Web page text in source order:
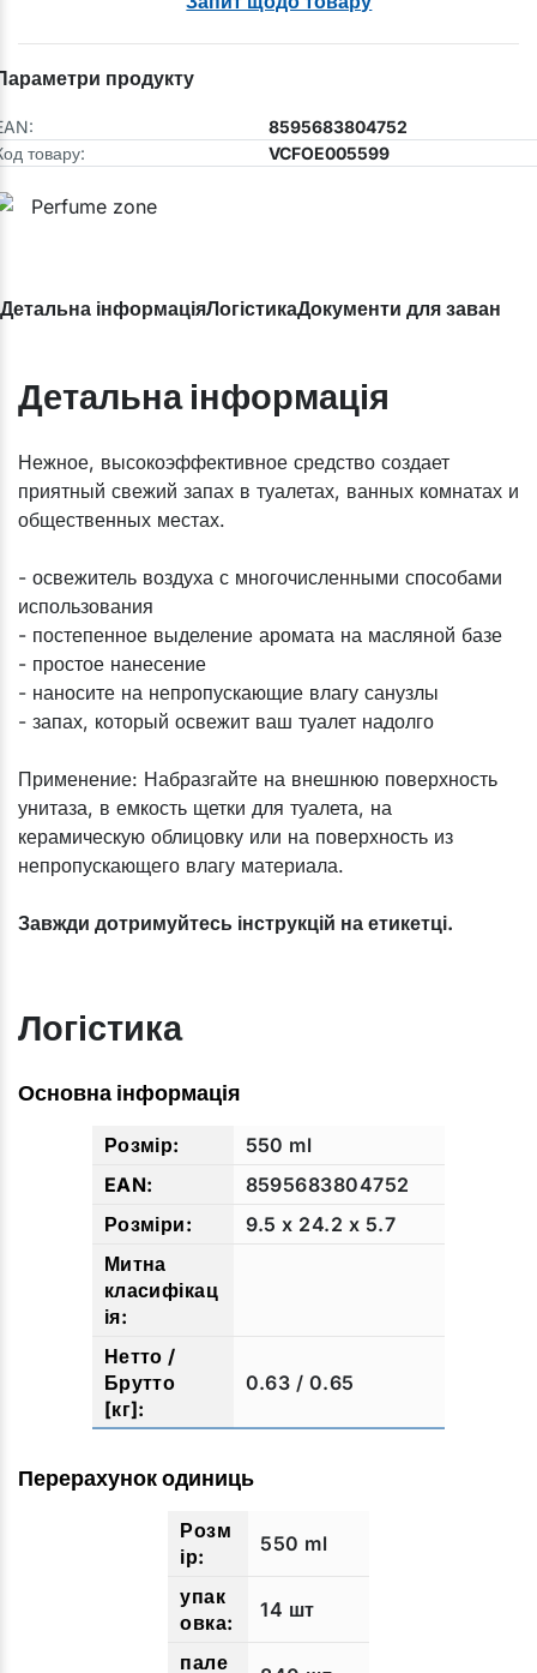
продукту
8595683804752
товару:
VCFOE005599
Детальна інформаціяЛогістикаДокументи для
Детальна інформація
​Нежное, высокоэффективное средство создает
приятный свежий запах в туалетах, ванных комнатах и
общественных местах.
- освежитель воздуха с многочисленными способами
использования
- постепенное выделение аромата на масляной базе
- простое нанесение
- наносите на непропускающие влагу санузлы
- запах, который освежит ваш туалет надолго
Применение: Набразгайте на внешнюю поверхность
унитаза, в емкость щетки для туалета, на
керамическую облицовку или на поверхность из
непропускающего влагу материала.
Завжди дотримуйтесь інструкцій на етикетці.
Логістика
Основна інформація
550 ml
8595683804752
9.5 x 24.2 x 5.7
0.63 / 0.65
Перерахунок одиниць
550 ml
14 шт